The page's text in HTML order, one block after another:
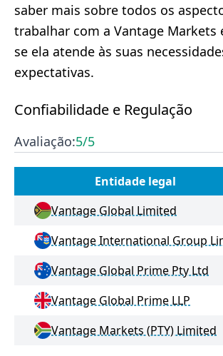
saber mais sobre todos os
trabalhar com a Vantage Markets
se ela atende às suas
expectativas.
Confiabilidade e Regulação
Avaliação:5/5
Entidade legal
Vantage Global Limited
Vantage International Group
Vantage Global Prime Pty Ltd
Vantage Global Prime LLP
Vantage Markets (PTY) Limited